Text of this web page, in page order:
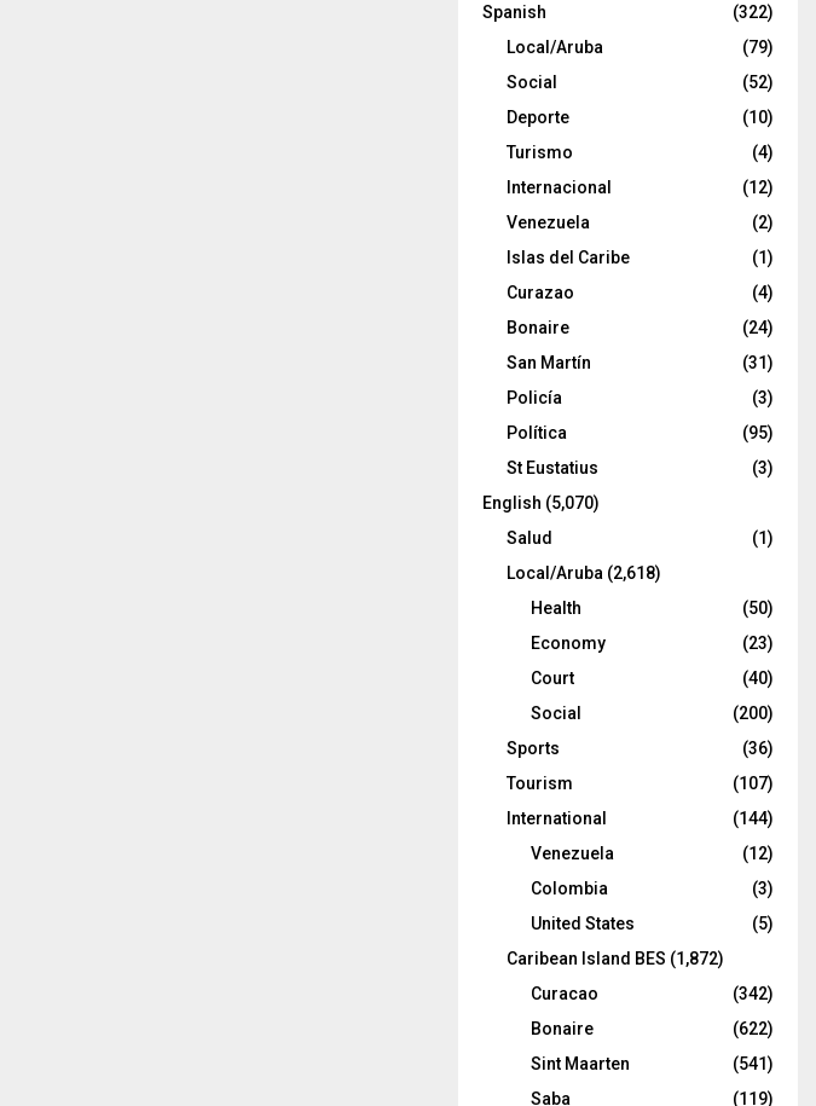
Spanish
(322)
Local/Aruba
(79)
Social
(52)
Deporte
(10)
Turismo
(4)
Internacional
(12)
Venezuela
(2)
Islas del Caribe
(1)
Curazao
(4)
Bonaire
(24)
San Martín
(31)
Policía
(3)
Política
(95)
St Eustatius
(3)
English (5,070)
Salud
(1)
Local/Aruba (2,618)
Health
(50)
Economy
(23)
Court
(40)
Social
(200)
Sports
(36)
Tourism
(107)
International
(144)
Venezuela
(12)
Colombia
(3)
United States
(5)
Caribean Island BES (1,872)
Curacao
(342)
Bonaire
(622)
Sint Maarten
(541)
Saba
(119)